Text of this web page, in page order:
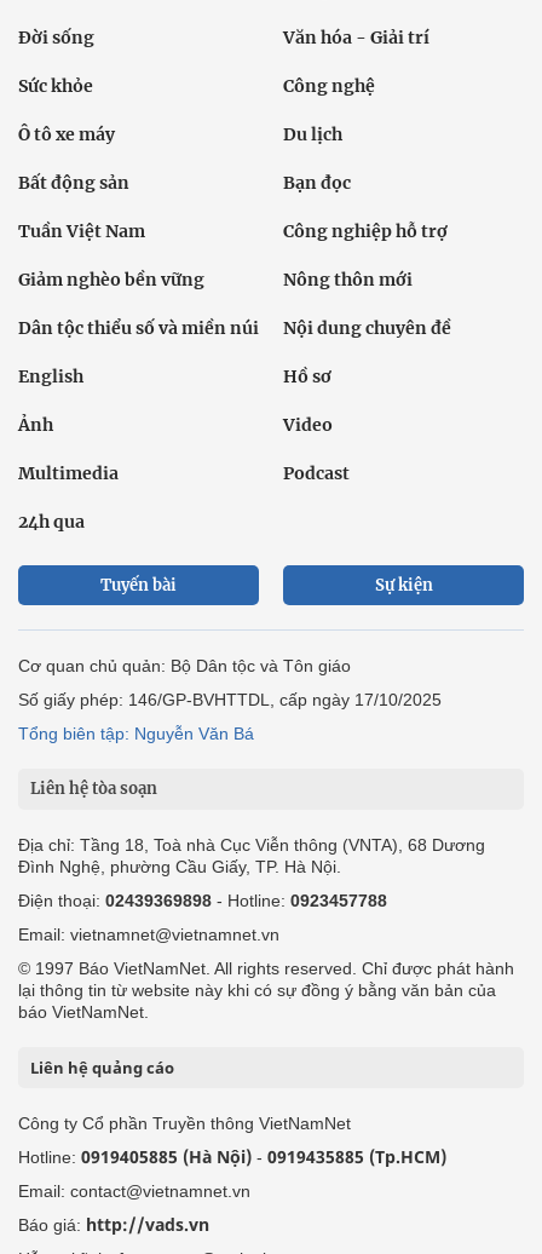
Đời sống Văn hóa - Giải trí
Sức khỏe Công nghệ
Ô tô xe máy Du lịch
Bất động sản Bạn đọc
Tuần Việt Nam Công nghiệp hỗ trợ
Giảm nghèo bền vững Nông thôn mới
Dân tộc thiểu số và miền núi Nội dung chuyên đề
English Hồ sơ
Ảnh Video
Multimedia Podcast
24h qua
Tuyến bài Sự kiện
Cơ quan chủ quản: Bộ Dân tộc và Tôn giáo
Số giấy phép: 146/GP-BVHTTDL, cấp ngày 17/10/2025
Tổng biên tập: Nguyễn Văn Bá
Liên hệ tòa soạn
Địa chỉ: Tầng 18, Toà nhà Cục Viễn thông (VNTA), 68 Dương
Đình Nghệ, phường Cầu Giấy, TP. Hà Nội.
Điện thoại: 02439369898 - Hotline: 0923457788
Email: vietnamnet@vietnamnet.vn
© 1997 Báo VietNamNet. All rights reserved. Chỉ được phát hành
lại thông tin từ website này khi có sự đồng ý bằng văn bản của
báo VietNamNet.
Liên hệ quảng cáo
Công ty Cổ phần Truyền thông VietNamNet
Hotline: 0919405885 (Hà Nội) - 0919435885 (Tp.HCM)
Email: contact@vietnamnet.vn
Báo giá: http://vads.vn